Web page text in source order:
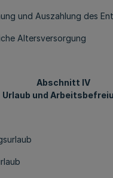
und Auszahlung des
Altersversorgung
Abschnitt IV
Urlaub und